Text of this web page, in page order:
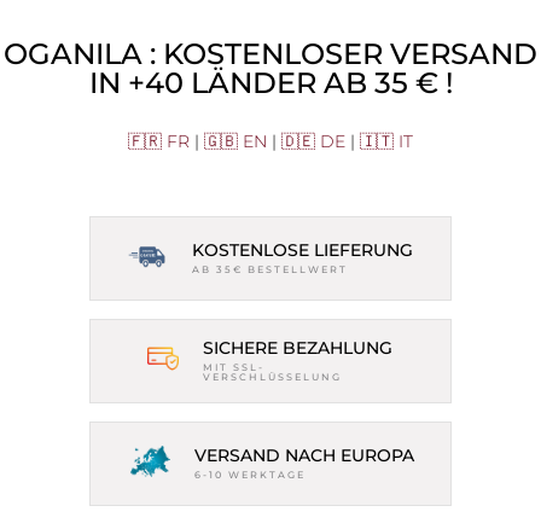
OGANILA : KOSTENLOSER VERSAND
IN +40 LÄNDER AB 35 € !
🇫🇷 FR | 🇬🇧 EN | 🇩🇪 DE | 🇮🇹 IT
KOSTENLOSE LIEFERUNG
AB 35€ BESTELLWERT
SICHERE BEZAHLUNG
MIT SSL-
VERSCHLÜSSELUNG
VERSAND NACH EUROPA
6-10 WERKTAGE